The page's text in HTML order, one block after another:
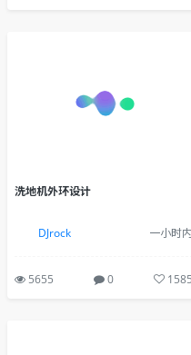
洗地机外环设计
DJrock 一小时内
5655 0 1585